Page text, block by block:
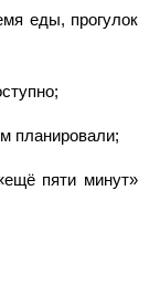
еды, прогулок
планировали;
пяти минут»